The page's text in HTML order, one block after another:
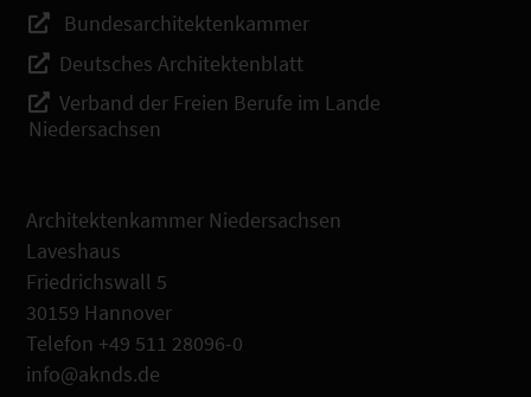
Bundesarchitektenkammer
Deutsches Architektenblatt
Verband der Freien Berufe im Lande
Niedersachsen
Architektenkammer Niedersachsen
Laveshaus
Friedrichswall 5
30159 Hannover
Telefon +49 511 28096-0
info@aknds.de